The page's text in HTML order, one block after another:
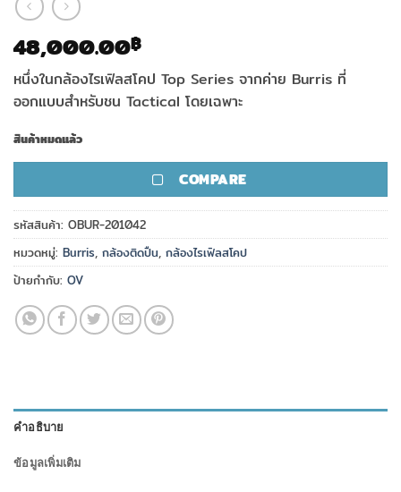
48,000.00฿
หนึ่งในกล้องไรเฟิลสโคป Top Series จากค่าย Burris ที่
ออกแบบสำหรับชน Tactical โดยเฉพาะ
สินค้าหมดแล้ว
COMPARE
รหัสสินค้า: OBUR-201042
หมวดหมู่: Burris, กล้องติดปืน, กล้องไรเฟิลสโคป
ป้ายกำกับ: OV
คำอธิบาย
ข้อมูลเพิ่มเติม